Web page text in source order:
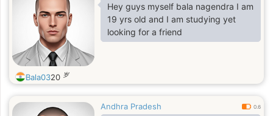
Hey guys myself bala nagendra I am
19 yrs old and I am studying yet
looking for a friend
Bala0320 岁
Andhra Pradesh 0.6